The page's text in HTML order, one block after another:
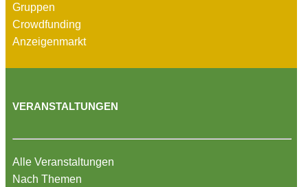
Gruppen
Crowdfunding
Anzeigenmarkt
VERANSTALTUNGEN
Alle Veranstaltungen
Nach Themen